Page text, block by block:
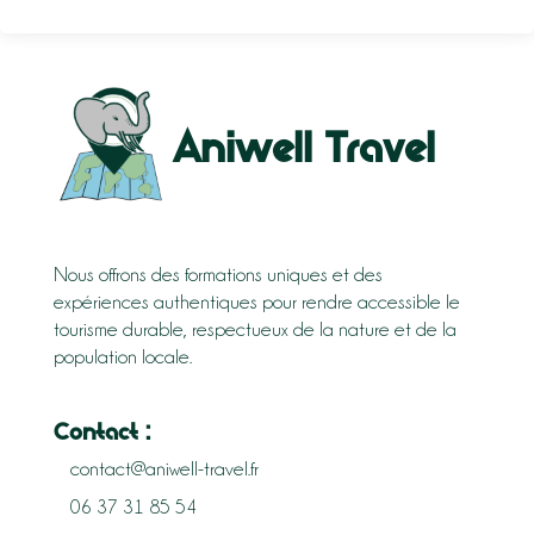
Aniwell Travel
Nous offrons des formations uniques et des
expériences authentiques pour rendre accessible le
tourisme durable, respectueux de la nature et de la
population locale.
Contact :
contact@aniwell-travel.fr
06 37 31 85 54